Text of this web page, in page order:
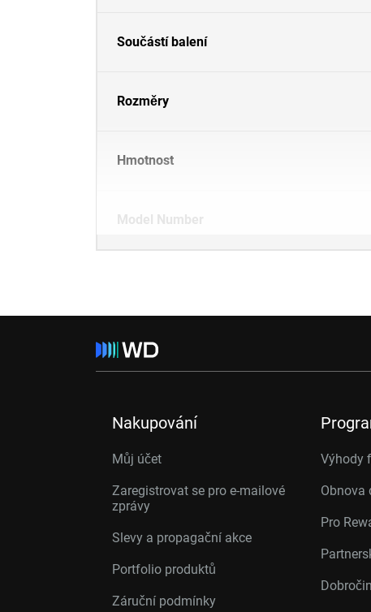
Součástí balení
Rozměry
Hmotnost
Model Number
Nakupování
Můj účet
Zaregistrovat se pro e-mailové
zprávy
Slevy a propagační akce
Portfolio produktů
Záruční podmínky
Výhody
Obnova
Pro